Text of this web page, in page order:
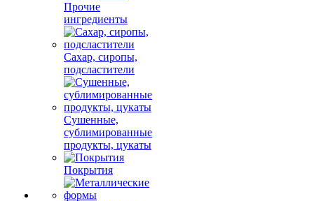
Прочие
ингредиенты
Сахар, сиропы,
подсластители
Сушенные,
сублимированные
продукты, цукаты
Покрытия